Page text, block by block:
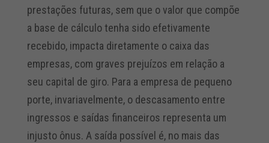
prestações futuras, sem que o valor que compõe
a base de cálculo tenha sido efetivamente
recebido, impacta diretamente o caixa das
empresas, com graves prejuízos em relação a
seu capital de giro. Para a empresa de pequeno
porte, invariavelmente, o descasamento entre
ingressos e saídas financeiros representa um
injusto ônus. A saída possível é, no mais das